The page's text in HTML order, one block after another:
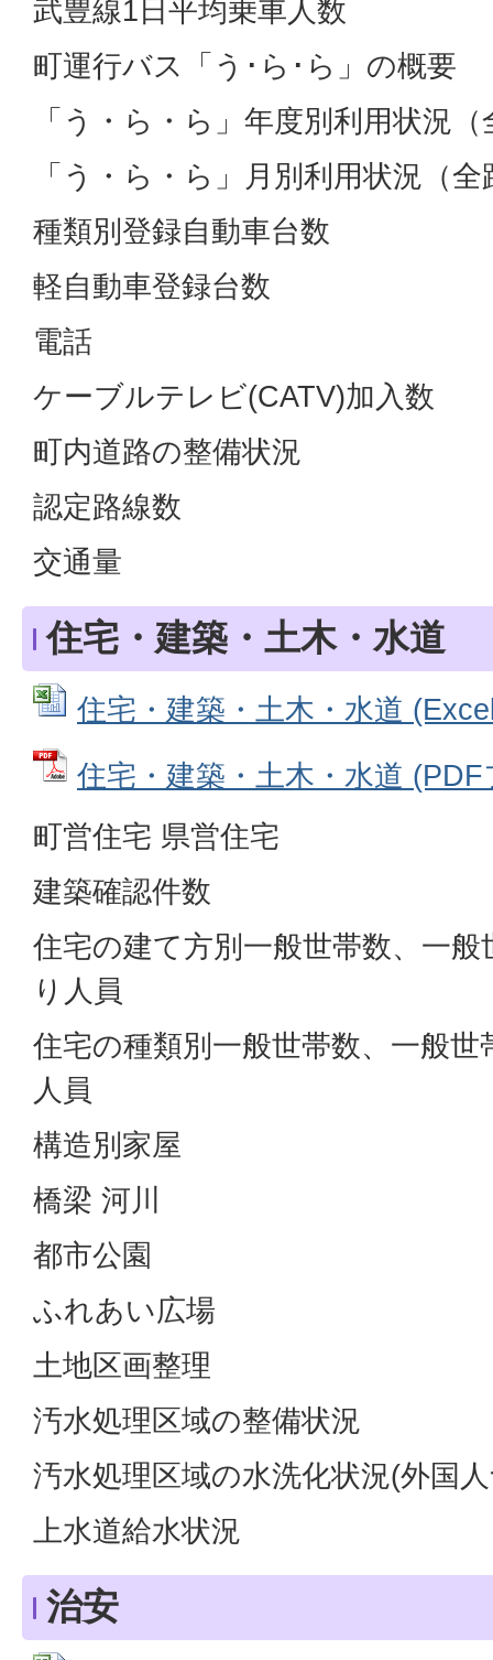
武豊線1日平均乗車人数
町運行バス「う･ら･ら」の概要
「う・ら・ら」年度別利用状況（
「う・ら・ら」月別利用状況（全
種類別登録自動車台数
軽自動車登録台数
電話
ケーブルテレビ(CATV)加入数
町内道路の整備状況
認定路線数
交通量
住宅・建築・土木・水道
住宅・建築・土木・水道
住宅・建築・土木・水道
町営住宅 県営住宅
建築確認件数
住宅の建て方別一般世帯数、一
り人員
住宅の種類別一般世帯数、一般
人員
構造別家屋
橋梁 河川
都市公園
ふれあい広場
土地区画整理
汚水処理区域の整備状況
汚水処理区域の水洗化状況(外国
上水道給水状況
治安